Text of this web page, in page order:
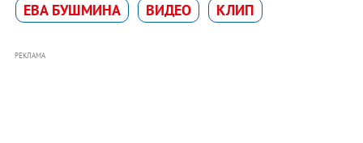
ЕВА БУШМИНА ВИДЕО КЛИП
РЕКЛАМА